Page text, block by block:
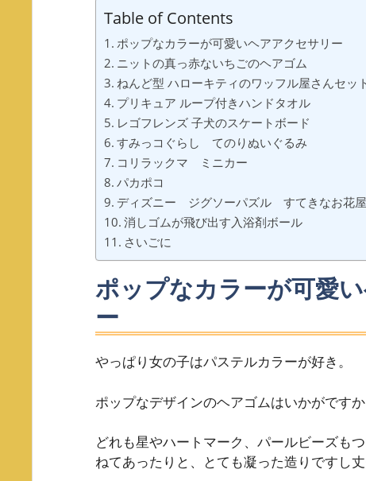
Table of Contents
ポップなカラーが可愛いヘアアクセサリー
ニットの真っ赤ないちごのヘアゴム
ねんど型 ハローキティのワッフル屋さんセッ
プリキュア ループ付きハンドタオル
レゴフレンズ 子犬のスケートボード
すみっコぐらし てのりぬいぐるみ
コリラックマ ミニカー
パカポコ
ディズニー ジグソーパズル すてきなお花
消しゴムが飛び出す入浴剤ボール
さいごに
ポップなカラーが可愛
ー
やっぱり女の子はパステルカラーが好き。
ポップなデザインのヘアゴムはいかがですか
どれも星やハートマーク、パールビーズも
ねてあったりと、とても凝った造りですし丈